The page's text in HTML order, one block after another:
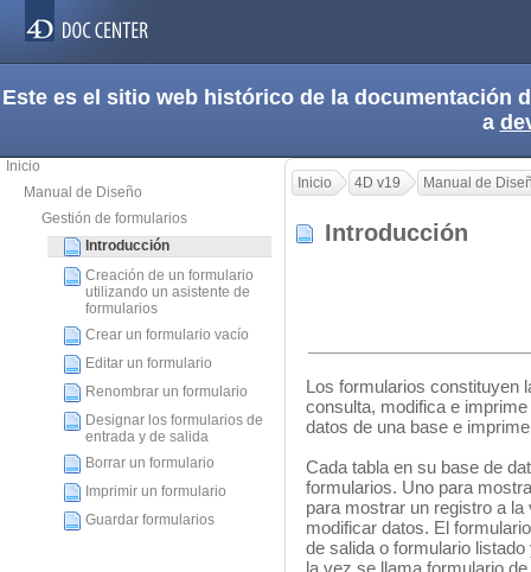
Este es el sitio web histórico de la documentación
a
Inicio
Manual de Diseño
Gestión de formularios
Introducción
Creación de un formulario
utilizando un asistente de
formularios
Crear un formulario vacío
Editar un formulario
Renombrar un formulario
Designar los formularios de
entrada y de salida
Borrar un formulario
Imprimir un formulario
Guardar formularios
Inicio 4D v19 Manual de
Introducción
Los formularios constituyen
consulta, modifica e
datos de una base e
Cada tabla en su base de
formularios. Uno para
para mostrar un registro a
modificar datos. El
de salida o formulario